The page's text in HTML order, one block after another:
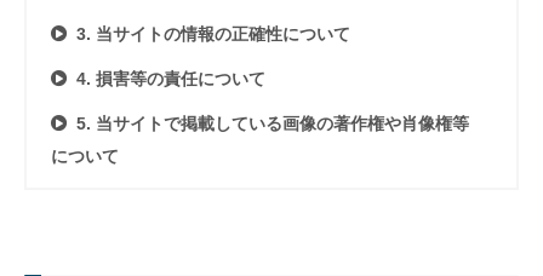
3. 当サイトの情報の正確性について
4. 損害等の責任について
5. 当サイトで掲載している画像の著作権や肖像権等
について